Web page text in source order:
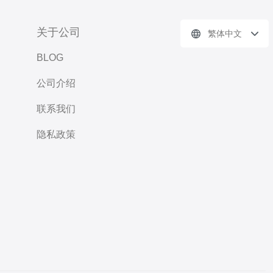
关于公司
BLOG
公司介绍
联系我们
隐私政策
繁体中文